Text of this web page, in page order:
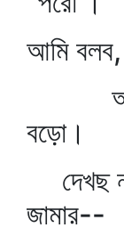
আমি
আমি
বড়ো।
দেখছ
জামার--